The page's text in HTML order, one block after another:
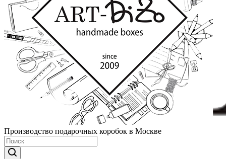
Производство подарочных коробок в Москве